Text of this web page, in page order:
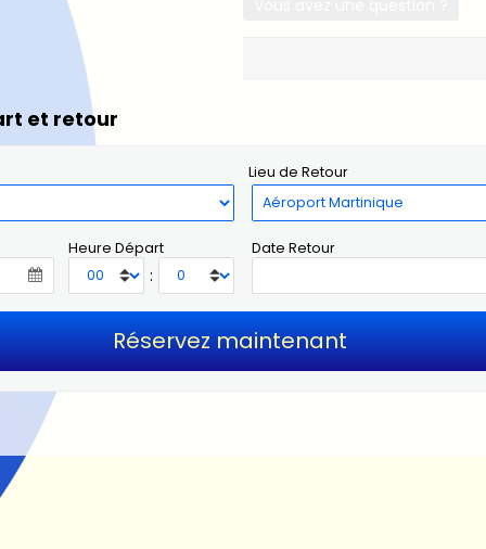
et retour
Lieu de Retour
Heure Départ
:
Date Retour